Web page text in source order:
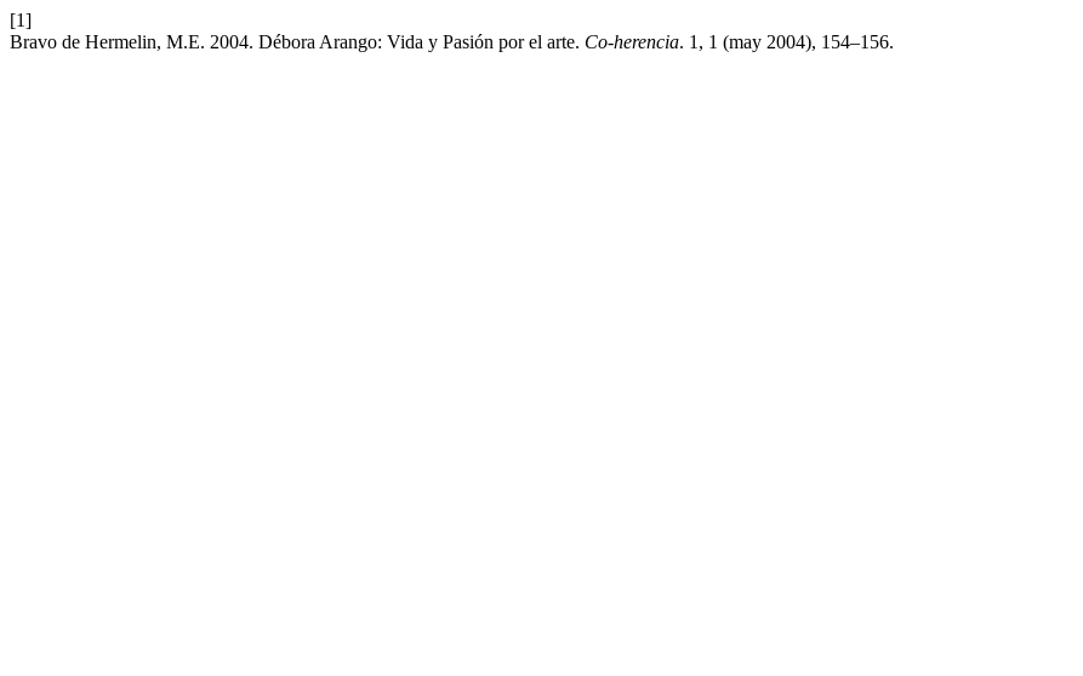
[1]
Bravo de Hermelin, M.E. 2004. Débora Arango: Vida y Pasión por el arte. Co-herencia. 1, 1 (may 2004), 154–156.